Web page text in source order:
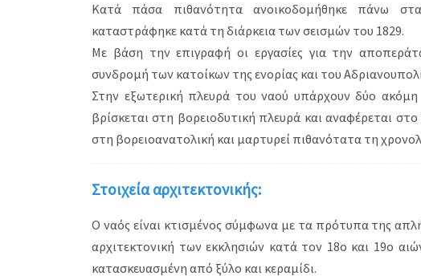
Κατά πάσα πιθανότητα ανοικοδομήθηκε πάνω
καταστράφηκε κατά τη διάρκεια των σεισμών του 1829.
Με βάση την επιγραφή οι εργασίες για την
συνδρομή των κατοίκων της ενορίας και του
Στην εξωτερική πλευρά του ναού υπάρχουν δύο
βρίσκεται στη βορειοδυτική πλευρά και αναφέρεται
στη βορειοανατολική και μαρτυρεί πιθανότατα τη
Στοιχεία αρχιτεκτονικής:
Ο ναός είναι κτισμένος σύμφωνα με τα πρότυπα της
αρχιτεκτονική των εκκλησιών κατά τον 18ο και 19ο
κατασκευασμένη από ξύλο και κεραμίδι.